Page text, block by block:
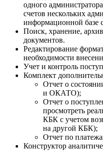
одного
счетов нескольких
информационной базе
Поиск, хранение,
документов.
Редактирование
необходимости
Учет и контроль
Комплект
Отчет о
и ОКАТО);
Отчет о
просмотреть
КБК с учетом
на другой КБК);
Отчет по
Конструктор